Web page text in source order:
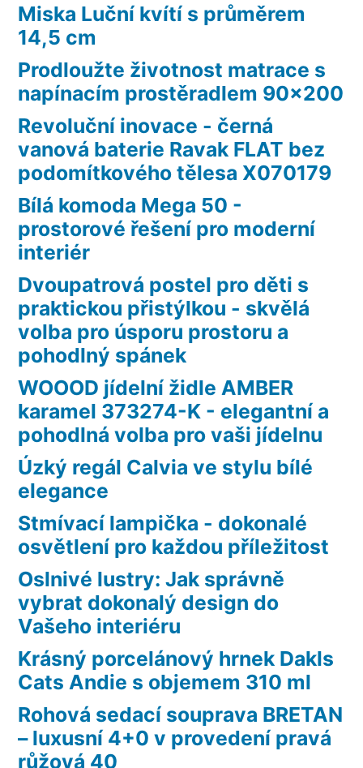
Miska Luční kvítí s průměrem
14,5 cm
Prodloužte životnost matrace s
napínacím prostěradlem 90×200
Revoluční inovace - černá
vanová baterie Ravak FLAT bez
podomítkového tělesa X070179
Bílá komoda Mega 50 -
prostorové řešení pro moderní
interiér
Dvoupatrová postel pro děti s
praktickou přistýlkou - skvělá
volba pro úsporu prostoru a
pohodlný spánek
WOOOD jídelní židle AMBER
karamel 373274-K - elegantní a
pohodlná volba pro vaši jídelnu
Úzký regál Calvia ve stylu bílé
elegance
Stmívací lampička - dokonalé
osvětlení pro každou příležitost
Oslnivé lustry: Jak správně
vybrat dokonalý design do
Vašeho interiéru
Krásný porcelánový hrnek Dakls
Cats Andie s objemem 310 ml
Rohová sedací souprava BRETAN
– luxusní 4+0 v provedení pravá
růžová 40